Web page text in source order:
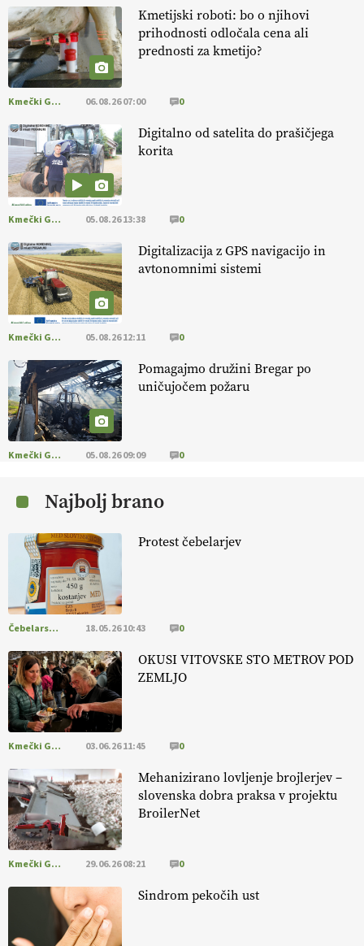
EKOloško = logično: ekološka kmetija
HOMAR
EKOloško = logično: VLOG Ekološko
kmetijstvo brez škropljenja?
EKOloško = logično: ekološka kmetija
ALTENBAHER
EKOloško = logično: ekološko oljarstvo
MORGAN
EKOloško = logično: ekološka kmetija
FREŠER
KMETIJSKA LIGA PRVAKOV: POMLADITEV
KMETIJSKE EKIPE
KMETIJSKA LIGA PRVAKOV: UKRAJINA vs.
EVROPA
EKOloško = logično: ekološka kmetija
EKOloško = logično: VLOG Okus je
pomembnejši od izgleda
EKOloško = logično: ekološka kmetija PR'
RAKARI
Kmetijski roboti: bo o njihovi
prihodnosti odločala cena ali
prednosti za kmetijo?
Kmečki Glas 06.08.26 07:00 0
Digitalno od satelita do prašičjega
korita
Kmečki Glas 05.08.26 13:38 0
Digitalizacija z GPS navigacijo in
avtonomnimi sistemi
Kmečki Glas 05.08.26 12:11 0
Pomagajmo družini Bregar po
uničujočem požaru
Kmečki Glas 05.08.26 09:09 0
Najbolj brano
Protest čebelarjev
Čebelarstvo 18.05.26 10:43 0
OKUSI VITOVSKE STO METROV POD
ZEMLJO
Kmečki Glas 03.06.26 11:45 0
Mehanizirano lovljenje brojlerjev –
slovenska dobra praksa v projektu
BroilerNet
Kmečki Glas 29.06.26 08:21 0
Sindrom pekočih ust